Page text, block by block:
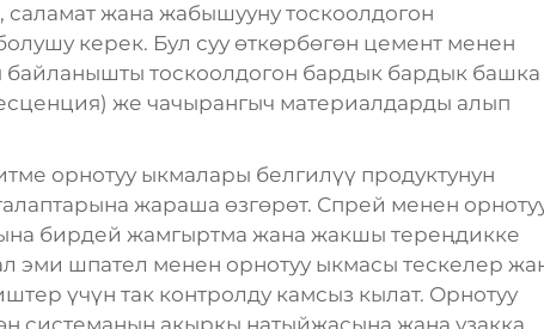
саламат жана жабышууну тоскоолдогон
керек. Бул суу өткөрбөгөн цемент менен
байланышты тоскоолдогон бардык бардык башка
же чачырангыч материалдарды алып
орнотуу ыкмалары белгилүү продуктунун
жараша өзгөрөт. Спрей менен
бирдей жамгыртма жана жакшы тереңдикке
эми шпател менен орнотуу ыкмасы тескелер
үчүн так контролду камсыз кылат. Орнотуу
системанын акыркы натыйжасына жана узакка